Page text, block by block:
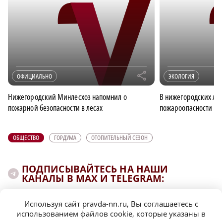
ОФИЦИАЛЬНО r
Нижегородский Минлесхоз напомнил о
пожарной безопасности в лесах
ЭКОЛОГИЯ
В нижегородских
пожароопасности
ОБЩЕСТВО ГОРДУМА ОТОПИТЕЛЬНЫЙ СЕЗОН
ПОДПИСЫВАЙТЕСЬ НА НАШИ
КАНАЛЫ В MAX И TELEGRAM:
НИЖЕГОРОДСКАЯ ПРАВДА
Используя сайт pravda-nn.ru, Вы соглашаетесь с
использованием файлов cookie, которые указаны в